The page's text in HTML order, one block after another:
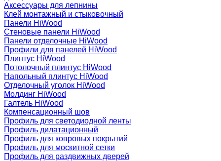
Аксессуары для лепнины
Клей монтажный и стыковочный
Панели HiWood
Стеновые панели HiWood
Панели отделочные HiWood
Профили для панелей HiWood
Плинтус HiWood
Потолочный плинтус HiWood
Напольный плинтус HiWood
Отделочный уголок HiWood
Молдинг HiWood
Галтель HiWood
Компенсационный шов
Профиль для светодиодной ленты
Профиль дилатационный
Профиль для ковровых покрытий
Профиль для москитной сетки
Профиль для раздвижных дверей